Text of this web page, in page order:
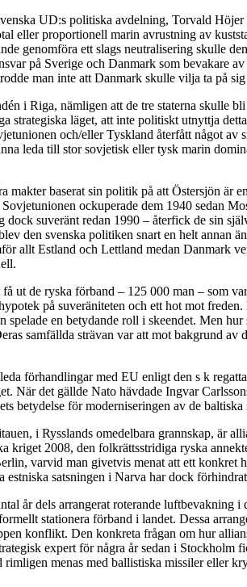
UD:s politiska avdelning, Torvald
eller proportionell marin avrustning av
genomföra ett slags neutralisering skulle
på Sverige och Danmark som bevakare
man inte att Danmark skulle vilja ta på
i Riga, nämligen att de tre staterna
strategiska läget, att inte politiskt utnyttja
och/eller Tyskland återfått något
leda till stor sovjetisk eller tysk marin
makter baserat sin politik på att Östersjön
ockuperade dem 1940 sedan
suveränt redan 1990 – återfick de sin
den svenska politiken snart en helt
allt Estland och Lettland medan Danmark
ut de ryska förband – 125 000 man – som
på suveräniteten och ett hot mot
spelade en betydande roll i skeendet. Men
samfällda strävan var att mot bakgrund
förhandlingar med EU enligt den s k
När det gällde Nato hävdade Ingvar
betydelse för moderniseringen av de
i Rysslands omedelbara grannskap, är
kriget 2008, den folkrättsstridiga ryska
varvid man givetvis menat att ett
satsningen i Narva har dock
år dels arrangerat roterande
stationera förband i landet. Dessa
konflikt. Den konkreta frågan om hur
expert för några år sedan i Stockholm
menas med ballistiska missiler eller